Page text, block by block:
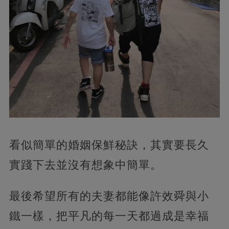
看似簡單的婚姻保鮮秘訣，其實要長久
實踐下去並沒有想象中簡單。
最後希望所有的夫妻都能像許效舜與小
鐵一樣，把平凡的每一天都過成是幸福